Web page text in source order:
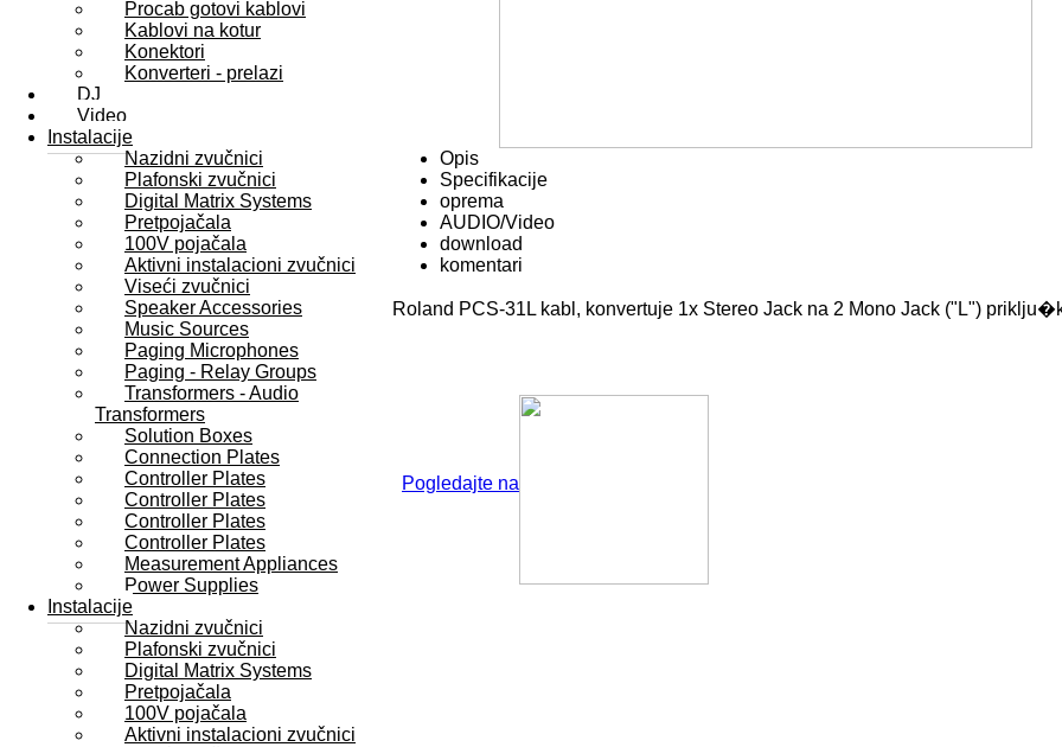
Procab gotovi kablovi
Kablovi na kotur
Konektori
Konverteri - prelazi
DJ
Video
Instalacije
Nazidni zvučnici
Plafonski zvučnici
Digital Matrix Systems
Pretpojačala
100V pojačala
Aktivni instalacioni zvučnici
Viseći zvučnici
Speaker Accessories
Music Sources
Paging Microphones
Paging - Relay Groups
Transformers - Audio
Transformers
Solution Boxes
Connection Plates
Controller Plates
Controller Plates
Controller Plates
Controller Plates
Measurement Appliances
Power Supplies
Instalacije
Nazidni zvučnici
Plafonski zvučnici
Digital Matrix Systems
Pretpojačala
100V pojačala
Aktivni instalacioni zvučnici
Opis
Specifikacije
oprema
AUDIO/Video
download
komentari
Roland PCS-31L kabl, konvertuje 1x Stereo Jack na 2 Mono Jack ("L")
Pogledajte na